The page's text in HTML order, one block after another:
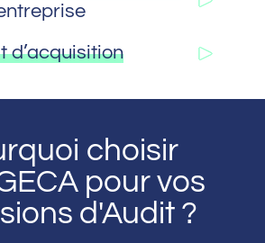
d’acquisition
choisir
pour vos
d'Audit ?